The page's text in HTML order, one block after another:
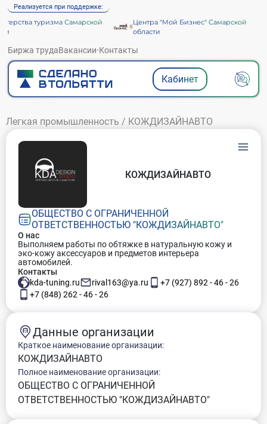
Реализуется при поддержке:
туризма Самарской
Центра "Мой Бизнес" Самарской
области
Биржа трудаВакансии·Контакты
Кабинет
Легкая промышленность / КОЖДИЗАЙНАВТО
ОБЩЕСТВО С ОГРАНИЧЕННОЙ
ОТВЕТСТВЕННОСТЬЮ "КОЖДИЗАЙНАВТО"
КОЖДИЗАЙНАВТО
О нас
Выполняем работы по обтяжке в натуральную кожу и
эко-кожу аксессуаров и предметов интерьера
автомобилей.
Контакты
kda-tuning.ru
rival163@ya.ru
+7 (927) 892 - 46 - 26
+7 (848) 262 - 46 - 26
Данные организации
Краткое наименование организации:
КОЖДИЗАЙНАВТО
Полное наименование организации:
ОБЩЕСТВО С ОГРАНИЧЕННОЙ
ОТВЕТСТВЕННОСТЬЮ "КОЖДИЗАЙНАВТО"